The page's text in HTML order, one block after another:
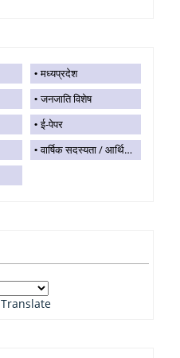
मध्यप्रदेश
जनजाति विशेष
ई-पेपर
वार्षिक सदस्यता / आर्थिक सहयोग
Translate